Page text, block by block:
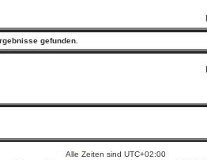
gefunden.
Alle Zeiten sind UTC+02:00